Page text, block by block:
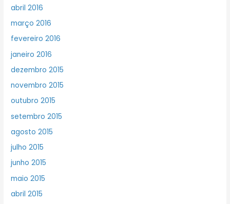
abril 2016
março 2016
fevereiro 2016
janeiro 2016
dezembro 2015
novembro 2015
outubro 2015
setembro 2015
agosto 2015
julho 2015
junho 2015
maio 2015
abril 2015